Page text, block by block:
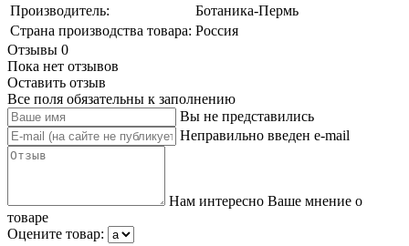
Производитель:
Ботаника-Пермь
Страна производства товара: Россия
Отзывы 0
Пока нет отзывов
Оставить отзыв
Все поля обязательны к заполнению
Вы не представились
Неправильно введен e-mail
Нам интересно Ваше мнение о
товаре
Оцените товар: